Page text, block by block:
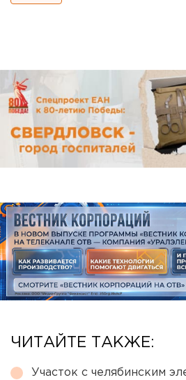
ЧИТАЙТЕ ТАКЖЕ:
Участок с челябинским